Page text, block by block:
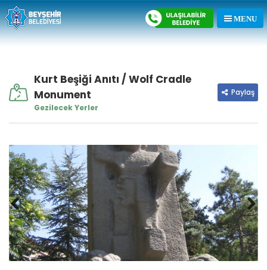
Kurt Beşiği Anıtı / Wolf Cradle
Monument
Gezilecek Yerler
Paylaş
Previous Next